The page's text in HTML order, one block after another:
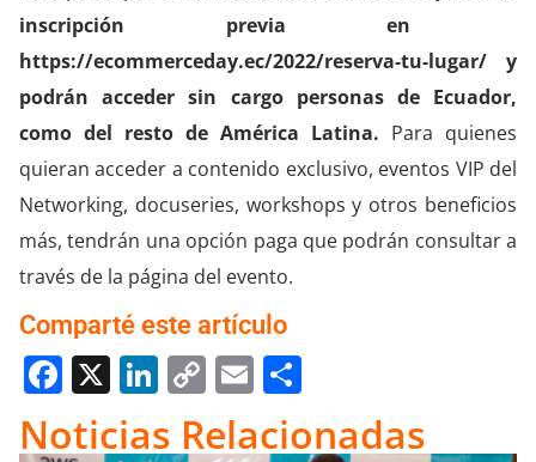
inscripción previa en
https://ecommerceday.ec/2022/reserva-tu-lugar/ y
podrán acceder sin cargopersonas de Ecuador,
como del resto de América Latina. Para quienes
quieran acceder a contenido exclusivo, eventos VIP del
Networking, docuseries, workshops y otros beneficios
más, tendrán una opción paga que podrán consultar a
través de la página del evento.
Comparté este artículo
Facebook
X LinkedIn
Copy
Link
Email
Noticias Relacionadas